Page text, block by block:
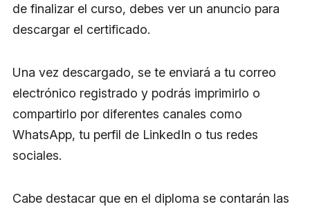
de finalizar el curso, debes ver un anuncio para
descargar el certificado.
Una vez descargado, se te enviará a tu correo
electrónico registrado y podrás imprimirlo o
compartirlo por diferentes canales como
WhatsApp, tu perfil de LinkedIn o tus redes
sociales.
Cabe destacar que en el diploma se contarán las